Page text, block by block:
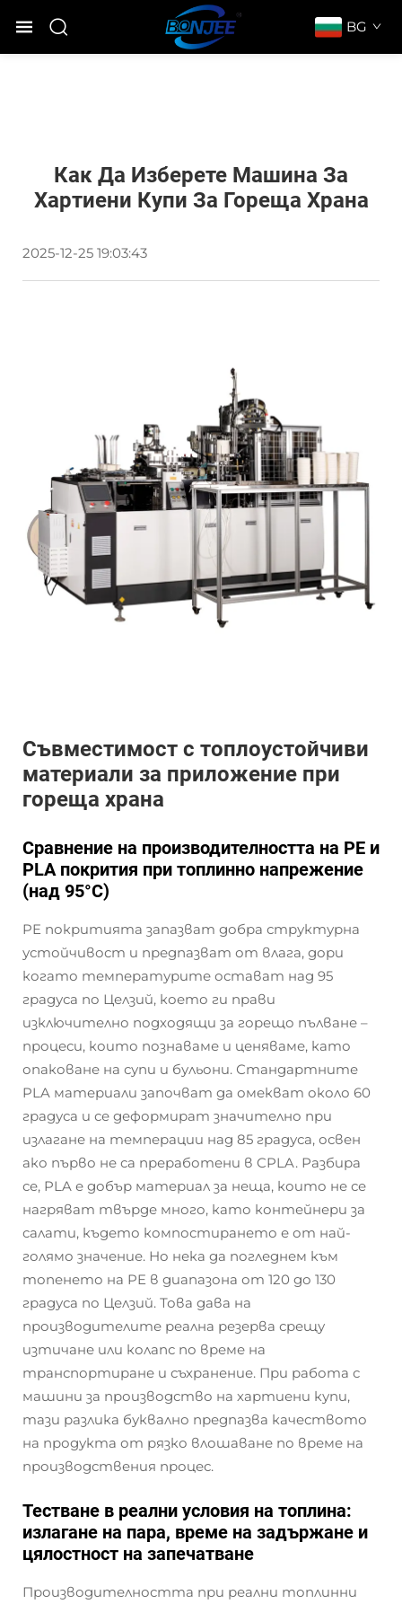
BG
Как Да Изберете Машина За
Хартиени Купи За Гореща Храна
2025-12-25 19:03:43
Съвместимост с топлоустойчиви
материали за приложение при
гореща храна
Сравнение на производителността на PE и
PLA покрития при топлинно напрежение
(над 95°C)
PE покритията запазват добра структурна
устойчивост и предпазват от влага, дори
когато температурите остават над 95
градуса по Целзий, което ги прави
изключително подходящи за горещо пълване –
процеси, които познаваме и ценяваме, като
опаковане на супи и бульони. Стандартните
PLA материали започват да омекват около 60
градуса и се деформират значително при
излагане на темперации над 85 градуса, освен
ако първо не са преработени в CPLA. Разбира
се, PLA е добър материал за неща, които не се
нагряват твърде много, като контейнери за
салати, където компостирането е от най-
голямо значение. Но нека да погледнем към
топенето на PE в диапазона от 120 до 130
градуса по Целзий. Това дава на
производителите реална резерва срещу
изтичане или колапс по време на
транспортиране и съхранение. При работа с
машини за производство на хартиени купи,
тази разлика буквално предпазва качеството
на продукта от рязко влошаване по време на
производствения процес.
Тестване в реални условия на топлина:
излагане на пара, време на задържане и
цялостност на запечатване
Производителността при реални топлинни